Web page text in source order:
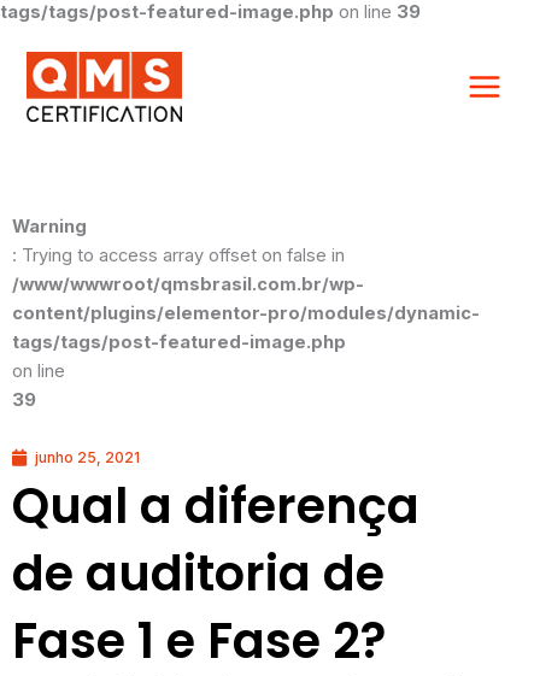
tags/tags/post-featured-image.php on line 39
Warning
: Trying to access array offset on false in
/www/wwwroot/qmsbrasil.com.br/wp-
content/plugins/elementor-pro/modules/dynamic-
tags/tags/post-featured-image.php
on line
39
junho 25, 2021
Qual a diferença
de auditoria de
Fase 1 e Fase 2?